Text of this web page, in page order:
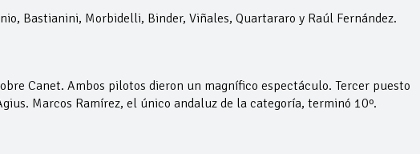
Bastianini, Morbidelli, Binder, Viñales, Quartararo y Raúl Fernández.
Canet. Ambos pilotos dieron un magnífico espectáculo. Tercer puesto
Marcos Ramírez, el único andaluz de la categoría, terminó 10º.